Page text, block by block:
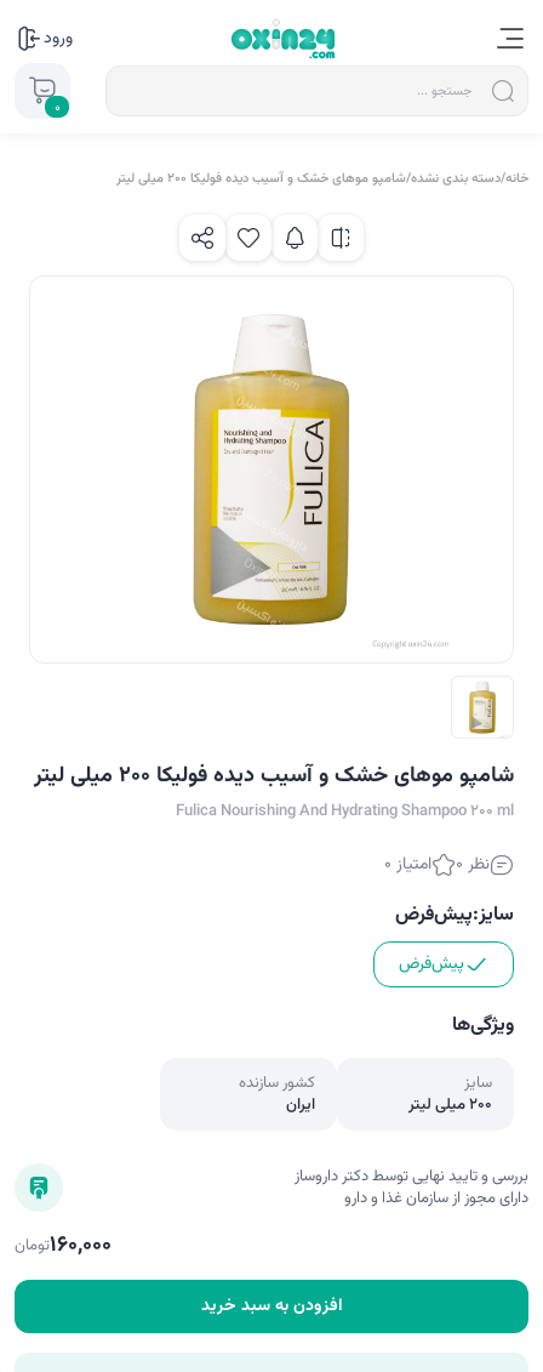
ورود
0
خانه/دسته بندی نشده/شامپو موهای خشک و آسیب دیده فولیکا ۲۰۰ میلی لیتر
شامپو موهای خشک و آسیب دیده فولیکا ۲۰۰ میلی لیتر
Fulica Nourishing And Hydrating Shampoo 200 ml
نظر 0 امتیاز 0
سایز:پیش‌فرض
پیش‌فرض
ویژگی‌ها
سایز
200 میلی لیتر
کشور سازنده
ایران
بررسی و تایید نهایی توسط دکتر داروساز
دارای مجوز از سازمان غذا و دارو
160,000تومان
افزودن به سبد خرید